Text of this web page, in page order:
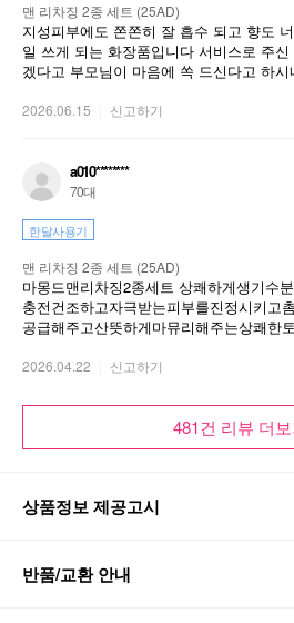
맨 리차징 2종 세트 (25AD)
지성피부에도 쫀쫀히 잘 흡수 되고 향도
일 쓰게 되는 화장품입니다 서비스로 주신
겠다고 부모님이 마음에 쏙 드신다고 하
은 사랑입니다🩷
2026.06.15 신고하기
a010********
70대
한달사용기
맨 리차징 2종 세트 (25AD)
마몽드맨리차징2종세트 상쾌하게생기수
충전건조하고자극받는피부를진정시키고
공급해주고산뜻하게마뮤리해주는상쾌한
고건조해진피부수분공급 충분해요
2026.04.22 신고하기
481건 리뷰 더보
상품정보 제공고시
반품/교환 안내